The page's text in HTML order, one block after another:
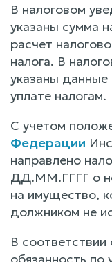
В налоговом
указаны сумма
расчет
налога. В
указаны
уплате налогам.
С учетом
Федерации
направлено
ДД.ММ.ГГГГ о
на имущество,
должником не
В соответствии
обязанность по